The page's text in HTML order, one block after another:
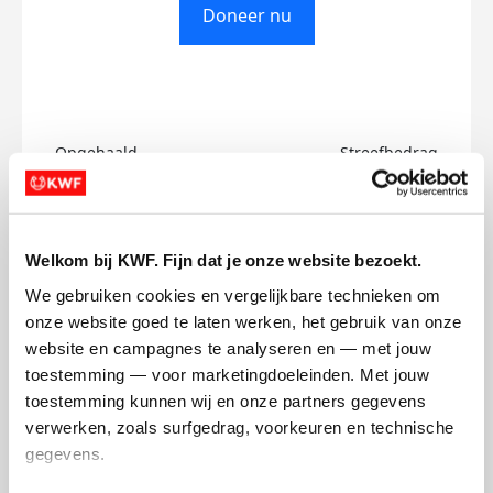
Welkom bij KWF. Fijn dat je onze website bezoekt.
We gebruiken cookies en vergelijkbare technieken om
onze website goed te laten werken, het gebruik van onze
website en campagnes te analyseren en — met jouw
toestemming — voor marketingdoeleinden. Met jouw
toestemming kunnen wij en onze partners gegevens
verwerken, zoals surfgedrag, voorkeuren en technische
gegevens.
Doneer nu
Opgehaald
€0
Streefbedrag
€750
Mor's badges